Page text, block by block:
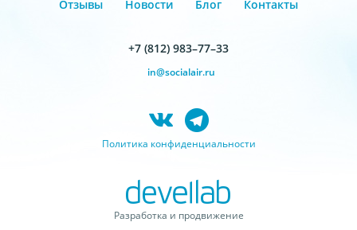
Отзывы
Новости Блог Контакты
+7 (812) 983–77–33
in@socialair.ru
Политика конфиденциальности
Разработка и продвижение